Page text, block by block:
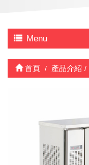
Menu
首頁 產品介紹